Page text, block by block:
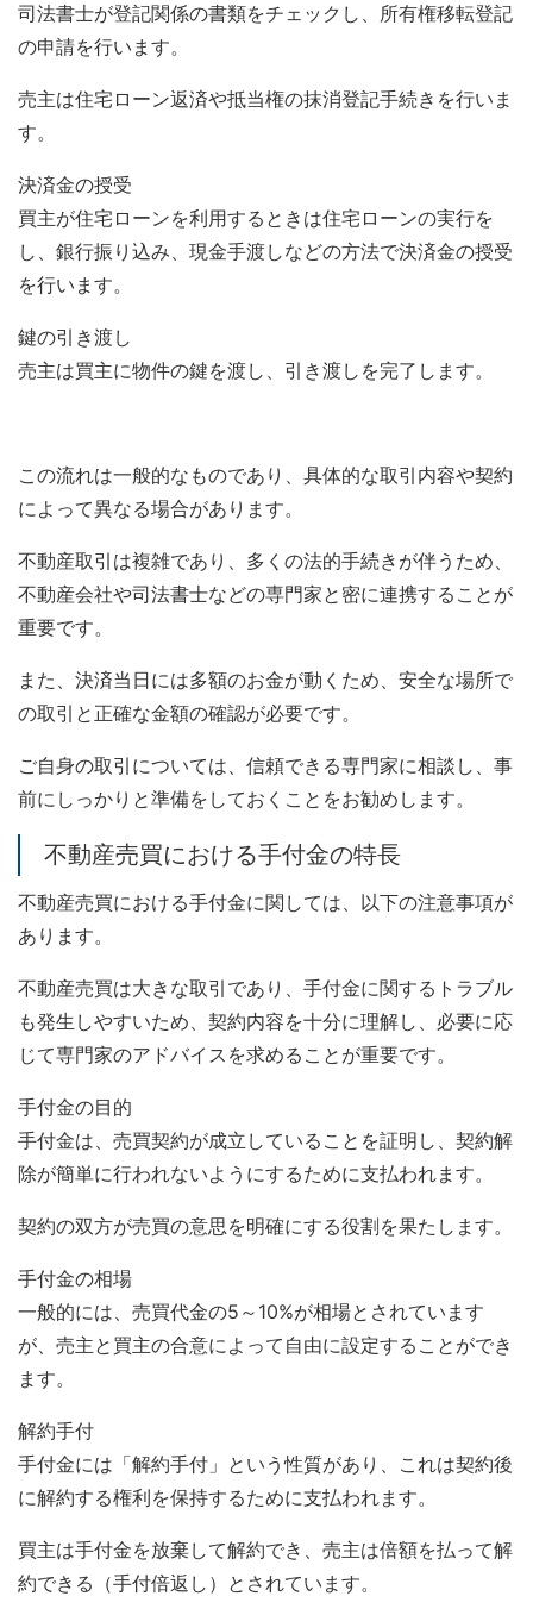
司法書士が登記関係の書類をチェックし、所有権移転登記
の申請を行います。
売主は住宅ローン返済や抵当権の抹消登記手続きを行いま
す。
決済金の授受
買主が住宅ローンを利用するときは住宅ローンの実行を
し、銀行振り込み、現金手渡しなどの方法で決済金の授受
を行います。
鍵の引き渡し
売主は買主に物件の鍵を渡し、引き渡しを完了します。
この流れは一般的なものであり、具体的な取引内容や契約
によって異なる場合があります。
不動産取引は複雑であり、多くの法的手続きが伴うため、
不動産会社や司法書士などの専門家と密に連携することが
重要です。
また、決済当日には多額のお金が動くため、安全な場所で
の取引と正確な金額の確認が必要です。
ご自身の取引については、信頼できる専門家に相談し、事
前にしっかりと準備をしておくことをお勧めします。
不動産売買における手付金の特長
不動産売買における手付金に関しては、以下の注意事項が
あります。
不動産売買は大きな取引であり、手付金に関するトラブル
も発生しやすいため、契約内容を十分に理解し、必要に応
じて専門家のアドバイスを求めることが重要です。
手付金の目的
手付金は、売買契約が成立していることを証明し、契約解
除が簡単に行われないようにするために支払われます。
契約の双方が売買の意思を明確にする役割を果たします。
手付金の相場
一般的には、売買代金の5～10%が相場とされています
が、売主と買主の合意によって自由に設定することができ
ます。
解約手付
手付金には「解約手付」という性質があり、これは契約後
に解約する権利を保持するために支払われます。
買主は手付金を放棄して解約でき、売主は倍額を払って解
約できる（手付倍返し）とされています。